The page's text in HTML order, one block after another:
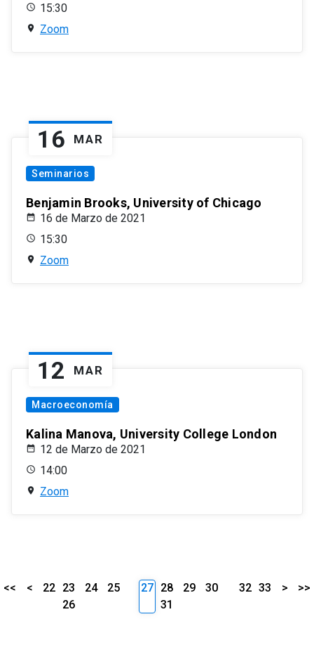
15:30
Zoom
16 MAR
Seminarios
Benjamin Brooks, University of Chicago
16 de Marzo de 2021
15:30
Zoom
12 MAR
Macroeconomía
Kalina Manova, University College London
12 de Marzo de 2021
14:00
Zoom
<< < 22 23 24
25
26
27 28 29
30
31
32 33 > >>